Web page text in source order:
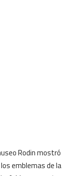
Rodin mostró
emblemas de la